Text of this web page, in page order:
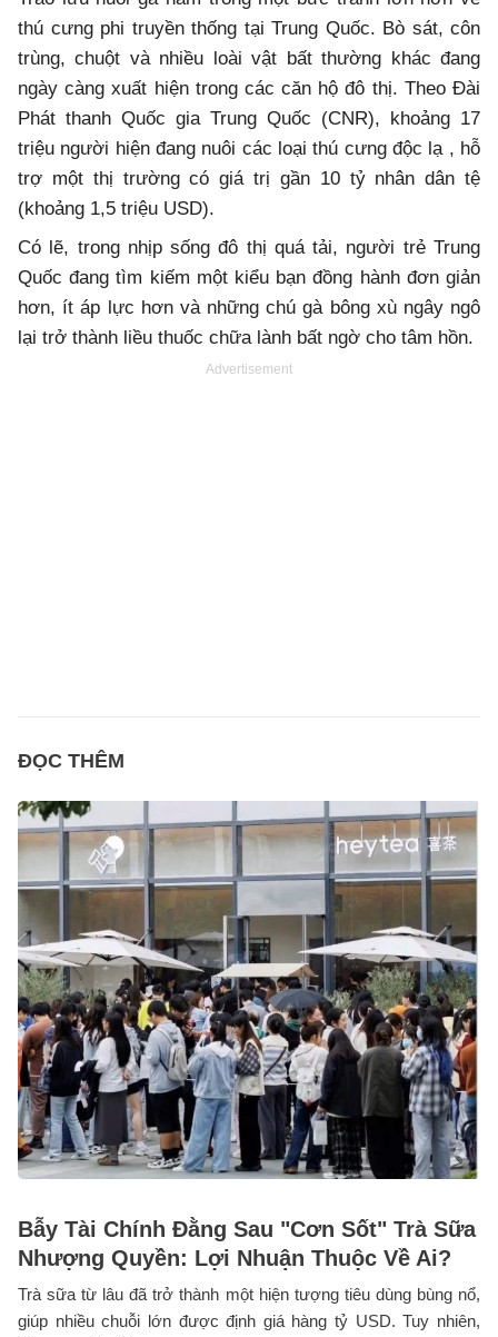
thú cưng phi truyền thống tại Trung Quốc. Bò sát, côn
trùng, chuột và nhiều loài vật bất thường khác đang
ngày càng xuất hiện trong các căn hộ đô thị. Theo Đài
Phát thanh Quốc gia Trung Quốc (CNR), khoảng 17
triệu người hiện đang nuôi các loại thú cưng độc lạ , hỗ
trợ một thị trường có giá trị gần 10 tỷ nhân dân tệ
(khoảng 1,5 triệu USD).
Có lẽ, trong nhịp sống đô thị quá tải, người trẻ Trung
Quốc đang tìm kiếm một kiểu bạn đồng hành đơn giản
hơn, ít áp lực hơn và những chú gà bông xù ngây ngô
lại trở thành liều thuốc chữa lành bất ngờ cho tâm hồn.
Advertisement
ĐỌC THÊM
Bẫy Tài Chính Đằng Sau "Cơn Sốt" Trà Sữa
Nhượng Quyền: Lợi Nhuận Thuộc Về Ai?
Trà sữa từ lâu đã trở thành một hiện tượng tiêu dùng bùng nổ,
giúp nhiều chuỗi lớn được định giá hàng tỷ USD. Tuy nhiên,